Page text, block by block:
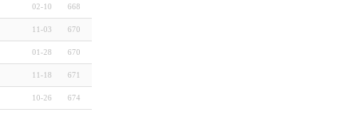
02-10 668
11-03 670
01-28 670
11-18 671
10-26 674